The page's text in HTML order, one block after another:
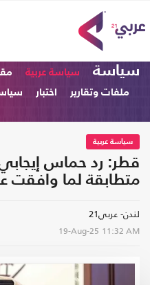
سياسة سياسة عربية
ملفات وتقارير
اختبار
سياسة عربية
قطر: رد حماس
متطابقة لما وافقت
لندن- عربي21
19-Aug-25 11:32 AM